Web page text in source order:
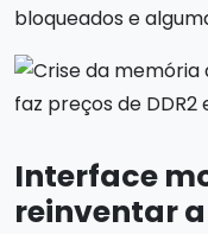
bloqueados e
Interface
reinventar